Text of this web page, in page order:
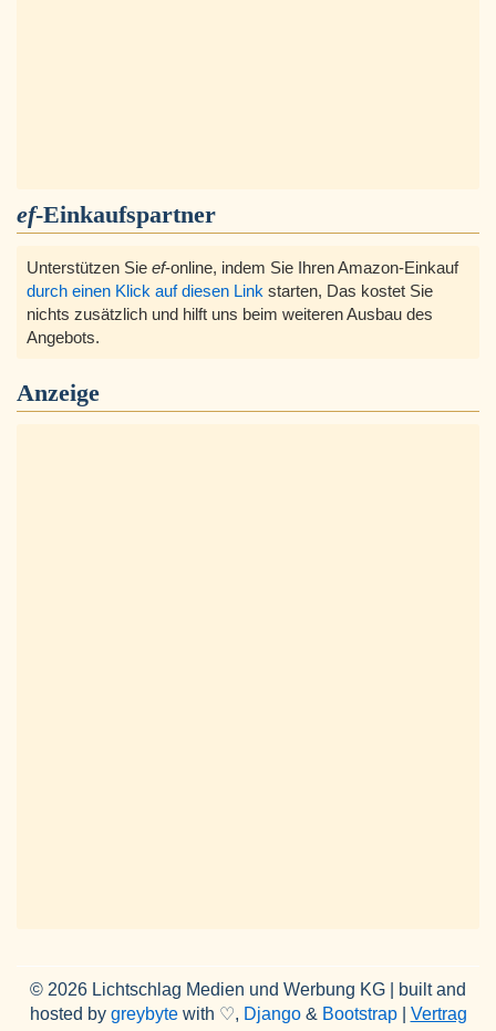
ef-Einkaufspartner
Unterstützen Sie ef-online, indem Sie Ihren Amazon-Einkauf
durch einen Klick auf diesen Link starten, Das kostet Sie
nichts zusätzlich und hilft uns beim weiteren Ausbau des
Angebots.
Anzeige
© 2026 Lichtschlag Medien und Werbung KG | built and
hosted by greybytewith ♡, Django& Bootstrap| Vertrag